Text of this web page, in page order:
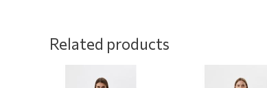
Related products